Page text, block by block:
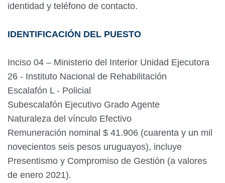
identidad y teléfono de contacto.
IDENTIFICACIÓN DEL PUESTO
Inciso 04 – Ministerio del Interior Unidad Ejecutora
26 - Instituto Nacional de Rehabilitación
Escalafón L - Policial
Subescalafón Ejecutivo Grado Agente
Naturaleza del vínculo Efectivo
Remuneración nominal $ 41.906 (cuarenta y un mil
novecientos seis pesos uruguayos), incluye
Presentismo y Compromiso de Gestión (a valores
de enero 2021).